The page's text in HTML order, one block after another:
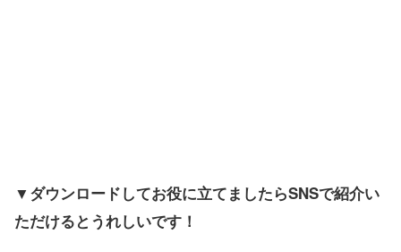
▼ダウンロードしてお役に立てましたらSNSで紹介い
ただけるとうれしいです！